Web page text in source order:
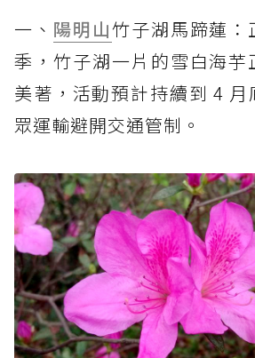
一、 陽明山竹子湖馬蹄蓮：
季，竹子湖一片的雪白海芋
美著，活動預計持續到 4
眾運輸避開交通管制。